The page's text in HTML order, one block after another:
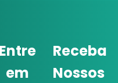
Entre
em
Receba
Nossos